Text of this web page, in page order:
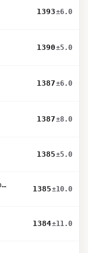
1393±6.0
1390±5.0
1387±6.0
1387±8.0
1385±5.0
nvidia-nemotron-3-super-120b-a12b
1385±10.0
1384±11.0